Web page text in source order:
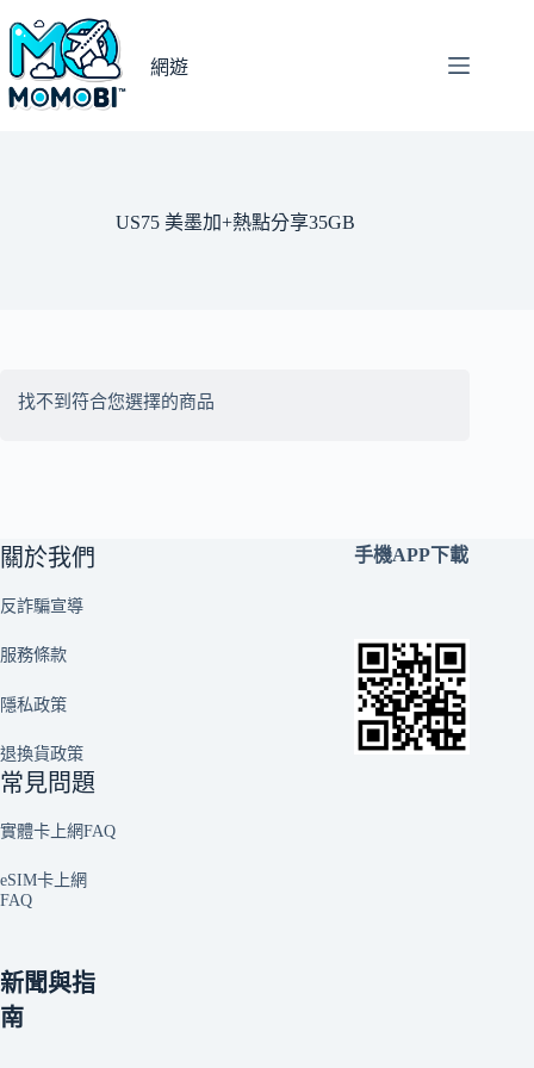
主
要
網遊
US75 美墨加+熱點分享35GB
找不到符合您選擇的商品
關於我們
反詐騙宣導
服務條款
隱私政策
退換貨政策
常見問題
實體卡上網FAQ
eSIM卡上網
FAQ
新聞與指
南
手機APP下載